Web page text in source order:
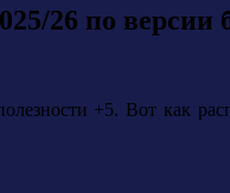
26 по версии
+5. Вот как